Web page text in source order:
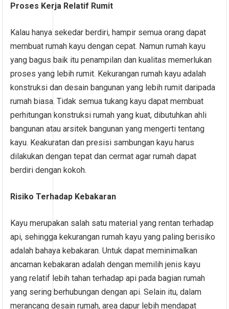
Proses Kerja Relatif Rumit
Kalau hanya sekedar berdiri, hampir semua orang dapat
membuat rumah kayu dengan cepat. Namun rumah kayu
yang bagus baik itu penampilan dan kualitas memerlukan
proses yang lebih rumit. Kekurangan rumah kayu adalah
konstruksi dan desain bangunan yang lebih rumit daripada
rumah biasa. Tidak semua tukang kayu dapat membuat
perhitungan konstruksi rumah yang kuat, dibutuhkan ahli
bangunan atau arsitek bangunan yang mengerti tentang
kayu. Keakuratan dan presisi sambungan kayu harus
dilakukan dengan tepat dan cermat agar rumah dapat
berdiri dengan kokoh.
Risiko Terhadap Kebakaran
Kayu merupakan salah satu material yang rentan terhadap
api, sehingga kekurangan rumah kayu yang paling berisiko
adalah bahaya kebakaran. Untuk dapat meminimalkan
ancaman kebakaran adalah dengan memilih jenis kayu
yang relatif lebih tahan terhadap api pada bagian rumah
yang sering berhubungan dengan api. Selain itu, dalam
merancang desain rumah, area dapur lebih mendapat